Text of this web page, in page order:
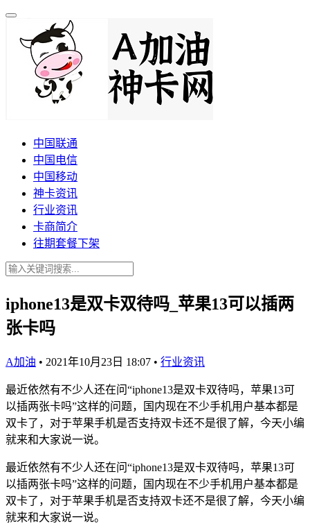
中国联通
中国电信
中国移动
神卡资讯
行业资讯
卡商简介
往期套餐下架
iphone13是双卡双待吗_苹果13可以插两
张卡吗
A加油 • 2021年10月23日 18:07 • 行业资讯
最近依然有不少人还在问“iphone13是双卡双待吗，苹果13可
以插两张卡吗”这样的问题，国内现在不少手机用户基本都是
双卡了，对于苹果手机是否支持双卡还不是很了解，今天小编
就来和大家说一说。
最近依然有不少人还在问“iphone13是双卡双待吗，苹果13可
以插两张卡吗”这样的问题，国内现在不少手机用户基本都是
双卡了，对于苹果手机是否支持双卡还不是很了解，今天小编
就来和大家说一说。